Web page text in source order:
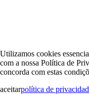
Utilizamos cookies
com a nossa Política de
concorda com estas
aceitarpolítica de